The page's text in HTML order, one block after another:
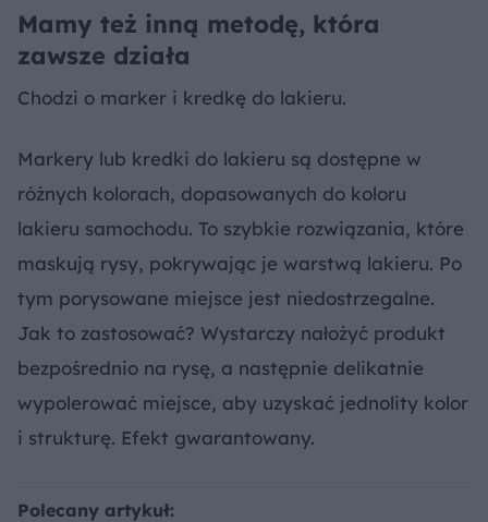
Mamy też inną metodę, która
zawsze działa
Chodzi o marker i kredkę do lakieru.
Markery lub kredki do lakieru są dostępne w
różnych kolorach, dopasowanych do koloru
lakieru samochodu. To szybkie rozwiązania, które
maskują rysy, pokrywając je warstwą lakieru. Po
tym porysowane miejsce jest niedostrzegalne.
Jak to zastosować? Wystarczy nałożyć produkt
bezpośrednio na rysę, a następnie delikatnie
wypolerować miejsce, aby uzyskać jednolity kolor
i strukturę. Efekt gwarantowany.
Polecany artykuł: